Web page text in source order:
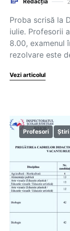
Proba scrisă la
iulie. Profesorii
8.00, examenul
rezolvare este
Vezi articolul
Profesori Știri